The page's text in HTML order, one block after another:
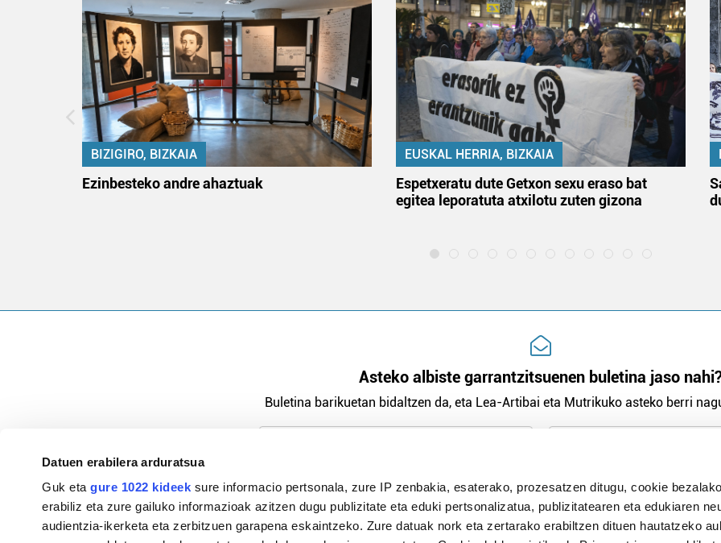
Datuen erabilera arduratsua
Guk etagure 1022 kideek sure informacio pertsonala, zure IP zenbakia, esaterako, prozesatzen ditugu, cookie
erabiliz eta zure gailuko informazioak azitzen dugu publizitate eta eduki pertsonalizatua, publizitatearen eta edukiaren
audientzia-ikerketa eta zerbitzuen garapena eskaintzeko. Zure datuak nork eta zertarako erabiltzen dituen hautatzeko
BIZIGIRO, BIZKAIA
Ezinbesteko andre ahaztuak
EUSKAL HERRIA, BIZKAIA
Espetxeratu dute Getxon sexu eraso bat
egitea leporatuta atxilotu zuten gizona
Asteko albiste garrantzitsuenen buletina jaso
Buletina barikuetan bidaltzen da, eta Lea-Artibai eta Mutrikuko asteko berri